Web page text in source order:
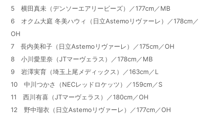
5 横田真未（デンソーエアリービーズ）／177cm／MB
6 オクム大庭 冬美ハウィ（日立Astemoリヴァーレ）／178cm／
OH
7 長内美和子（日立Astemoリヴァーレ）／175cm／OH
8 小川愛里奈（JTマーヴェラス）／178cm／MB
9 岩澤実育（埼玉上尾メディックス）／163cm／L
10 中川つかさ（NECレッドロケッツ）／159cm／S
11 西川有喜（JTマーヴェラス）／180cm／OH
12 野中瑠衣（日立Astemoリヴァーレ）／177cm／OH